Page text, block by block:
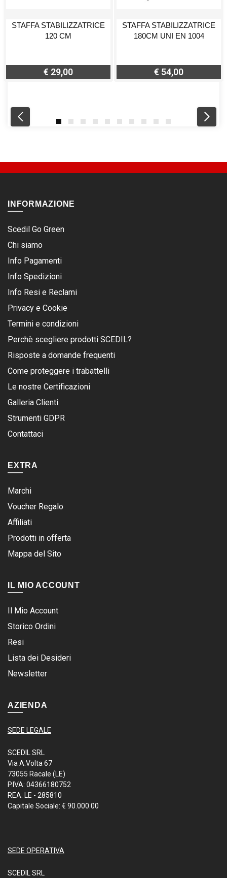
STAFFA STABILIZZATRICE
120 CM
€ 29,00
STAFFA STABILIZZATRICE
180CM UNI EN 1004
€ 54,00
INFORMAZIONE
Scedil Go Green
Chi siamo
Info Pagamenti
Info Spedizioni
Info Resi e Reclami
Privacy e Cookie
Termini e condizioni
Perchè scegliere prodotti SCEDIL?
Risposte a domande frequenti
Come proteggere i trabattelli
Le nostre Certificazioni
Galleria Clienti
Strumenti GDPR
Contattaci
EXTRA
Marchi
Voucher Regalo
Affiliati
Prodotti in offerta
Mappa del Sito
IL MIO ACCOUNT
Il Mio Account
Storico Ordini
Resi
Lista dei Desideri
Newsletter
AZIENDA
SEDE LEGALE
SCEDIL SRL
Via A.Volta 67
73055 Racale (LE)
P.IVA: 04366180752
REA: LE - 285810
Capitale Sociale: € 90.000.00
SEDE OPERATIVA
SCEDIL SRL